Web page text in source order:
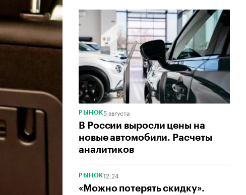
РЫНОК5 августа
В России выросли цены на
новые автомобили. Расчеты
аналитиков
РЫНОК12:24
«Можно потерять скидку».